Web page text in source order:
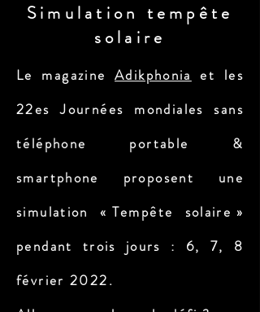
Simulation tempête
solaire
Le magazineAdikphonia et les
22es Journées mondiales sans
téléphone portable &
smartphone proposent une
simulation « Tempête solaire »
pendant trois jours : 6, 7, 8
février 2022.